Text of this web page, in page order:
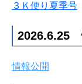
３Ｋ便り夏季号
2026.6.25
情報公開